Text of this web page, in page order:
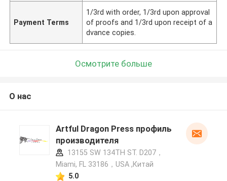
Payment Terms
1/3rd with order, 1/3rd upon approval
of proofs and 1/3rd upon receipt of a
dvance copies.
Осмотрите больше
О нас
Artful Dragon Press профиль
производителя
13155 SW 134TH ST. D207，
Miami, FL 33186，USA ,Китай
5.0